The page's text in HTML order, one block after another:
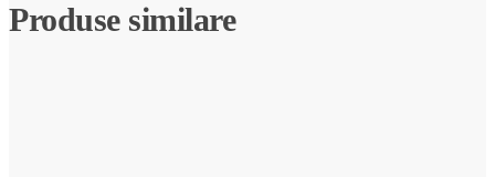
Produse similare